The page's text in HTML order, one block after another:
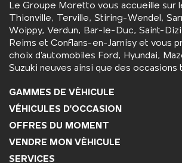
Le Groupe Moretto vous accueille sur
Thionville, Terville, Stiring-Wendel,
Woippy, Verdun, Bar-le-Duc, Saint-
Reims et Conflans-en-Jarnisy et vous
choix d’automobiles Ford, Hyundai,
Suzuki neuves ainsi que des occasions
GAMMES DE VÉHICULE
VÉHICULES D'OCCASION
OFFRES DU MOMENT
VENDRE MON VÉHICULE
SERVICES